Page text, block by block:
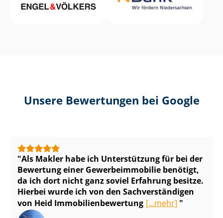
Unsere Bewertungen bei Google
Als Makler habe ich Unterstützung für bei der
Bewertung einer Ge­wer­be­im­mo­bi­lie benötigt,
da ich dort nicht ganz soviel Erfahrung besitze.
Hierbei wurde ich von den Sach­ver­stän­di­gen
von Heid Im­mo­bi­li­en­be­wer­tung [...mehr]